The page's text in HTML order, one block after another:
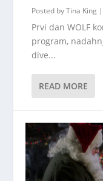
Posted byTina King
Prvi dan WOLF
program,
dive...
READ MORE